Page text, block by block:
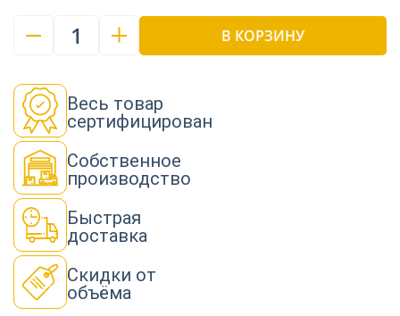
1 В КОРЗИНУ
Весь товар
сертифицирован
Собственное
производство
Быстрая
доставка
Скидки от
объёма